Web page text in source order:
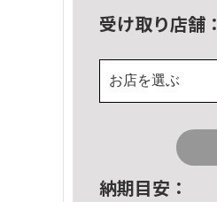
受け取り店舗：
お店を選ぶ
納期目安：